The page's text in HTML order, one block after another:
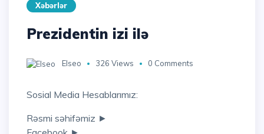
Xəbərlər
Prezidentin izi ilə
Elseo 326 Views 0 Comments
Sosial Media Hesablarımız:
Rəsmi səhifəmiz ►